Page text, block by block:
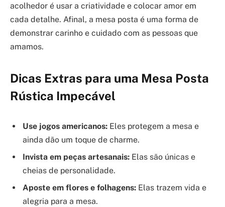
acolhedor é usar a criatividade e colocar amor em
cada detalhe. Afinal, a mesa posta é uma forma de
demonstrar carinho e cuidado com as pessoas que
amamos.
Dicas Extras para uma Mesa Posta
Rústica Impecável
Use jogos americanos: Eles protegem a mesa e
ainda dão um toque de charme.
Invista em peças artesanais: Elas são únicas e
cheias de personalidade.
Aposte em flores e folhagens: Elas trazem vida e
alegria para a mesa.